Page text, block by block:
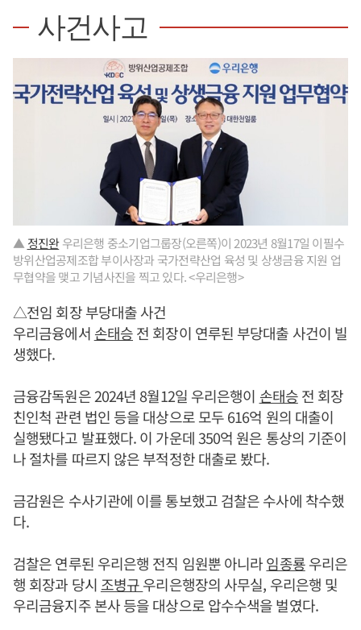
사건사고
▲ 정진완우리은행 중소기업그룹장(오른쪽)이 2023년 8월17일 이필수
방위산업공제조합 부이사장과 국가전략산업 육성 및 상생금융 지원 업
무협약을 맺고 기념사진을 찍고 있다. <우리은행>
△전임 회장 부당대출 사건
우리금융에서 손태승전 회장이 연루된 부당대출 사건이 빌
생했다.
금융감독원은 2024년 8월12일 우리은행이 손태승전 회장
친인척 관련 법인 등을 대상으로 모두 616억 원의 대출이
실행됐다고 발표했다. 이 가운데 350억 원은 통상의 기준이
나 절차를 따르지 않은 부적정한 대출로 봤다.
금감원은 수사기관에 이를 통보했고 검찰은 수사에 착수했
다.
검찰은 연루된 우리은행 전직 임원뿐 아니라임종룡우리은
행 회장과 당시 조병규우리은행장의 사무실, 우리은행 및
우리금융지주 본사 등을 대상으로 압수수색을 벌였다.